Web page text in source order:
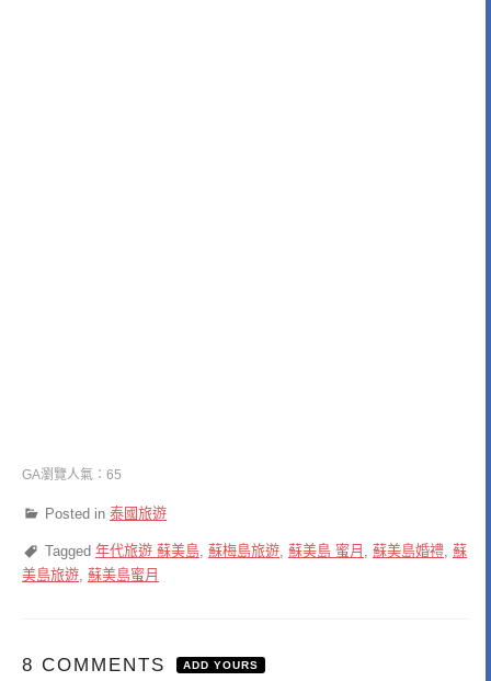
GA瀏覽人氣：65
Posted in 泰國旅遊
Tagged 年代旅遊 蘇美島 蘇梅島旅遊 蘇美島 蜜月 蘇美島婚禮 蘇
美島旅遊 蘇美島蜜月
8 COMMENTS ADD YOURS